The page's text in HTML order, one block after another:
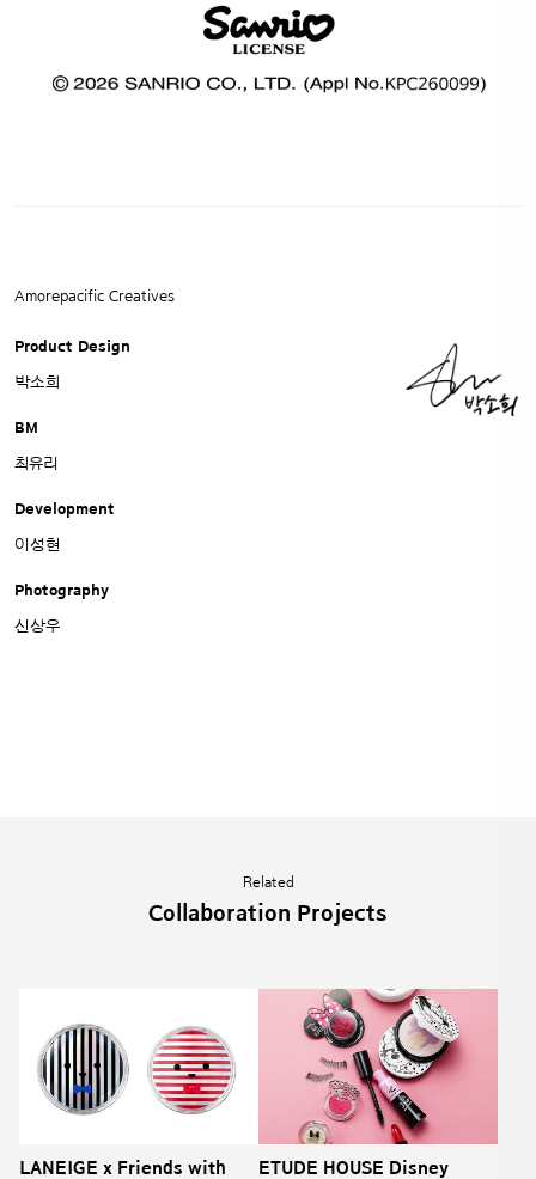
Amorepacific Creatives
Product Design
박소희
BM
최유리
Development
이성현
Photography
신상우
Related
Collaboration Projects
LANEIGE x Friends with
ETUDE HOUSE Disney